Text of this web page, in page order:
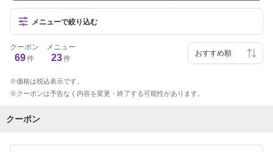
メニューで絞り込む
クーポン
69件
メニュー
23件
価格は税込表示です。
クーポンは予告なく内容を変更・終了する可能性があります。
クーポン